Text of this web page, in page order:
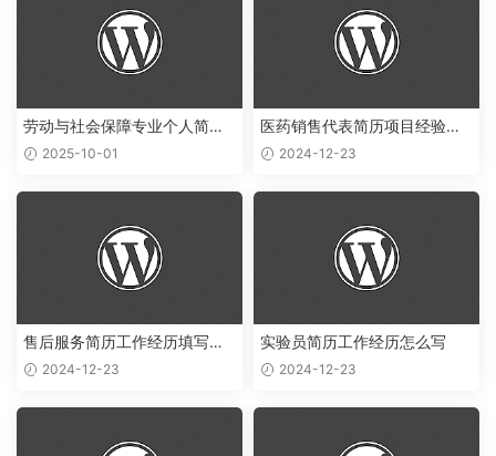
劳动与社会保障专业个人简历
范文2025-10-01
医药销售代表简历项目经验怎
么写2024-12-23
售后服务简历工作经历填写样
本 2024-12-23
实验员简历工作经历怎么写
2024-12-23